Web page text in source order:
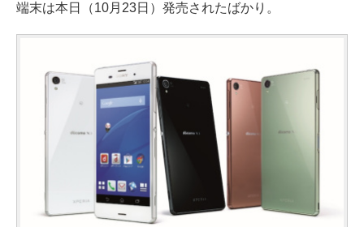
端末は本日（10月23日）発売されたばかり。